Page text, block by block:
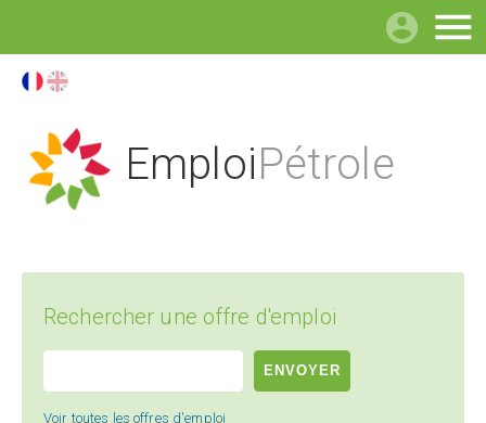

EmploiPétrole
Rechercher une offre d'emploi
Voir toutes les offres d'emploi